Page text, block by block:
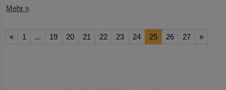
Mehr »
« 1 ... 19 20 21 22 23 24 25 26 27 »